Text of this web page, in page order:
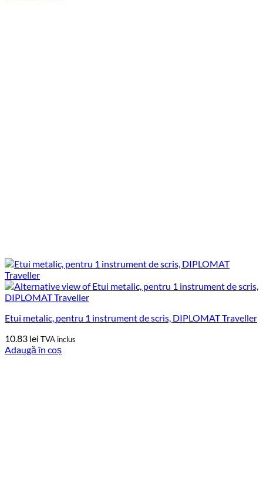
Etui metalic, pentru 1 instrument de scris, DIPLOMAT Traveller
10.83 lei TVA inclus
Adaugă în coș